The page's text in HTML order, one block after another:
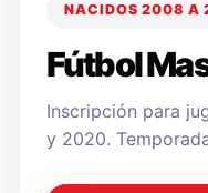
NACIDOS 2008 A
Fútbol
Inscripción para
y 2020.